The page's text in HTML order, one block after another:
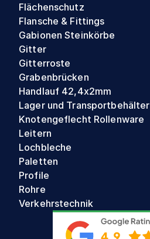
Flächenschutz
Flansche & Fittings
Gabionen Steinkörbe
Gitter
Gitterroste
Grabenbrücken
Handlauf 42,4x2mm
Lager und Transportbehälter
Knotengeflecht Rollenware
Leitern
Lochbleche
Paletten
Profile
Rohre
Verkehrstechnik